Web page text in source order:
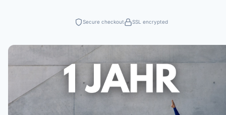
Secure checkout SSL encrypted